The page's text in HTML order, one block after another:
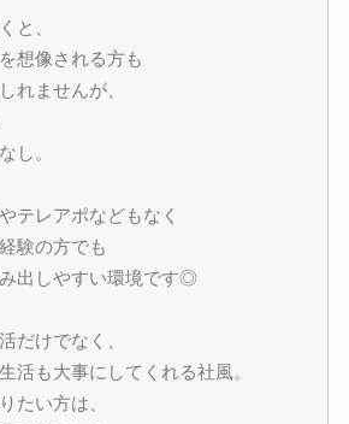
と、
想像される方も
れませんが、
し。
テレアポなどもなく
験の方でも
出しやすい環境です◎
だけでなく、
活も大事にしてくれる社風。
たい方は、